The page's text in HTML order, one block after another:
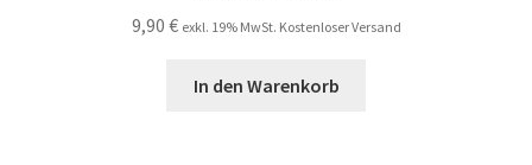
9,90 € exkl. 19% MwSt. Kostenloser Versand
In den Warenkorb